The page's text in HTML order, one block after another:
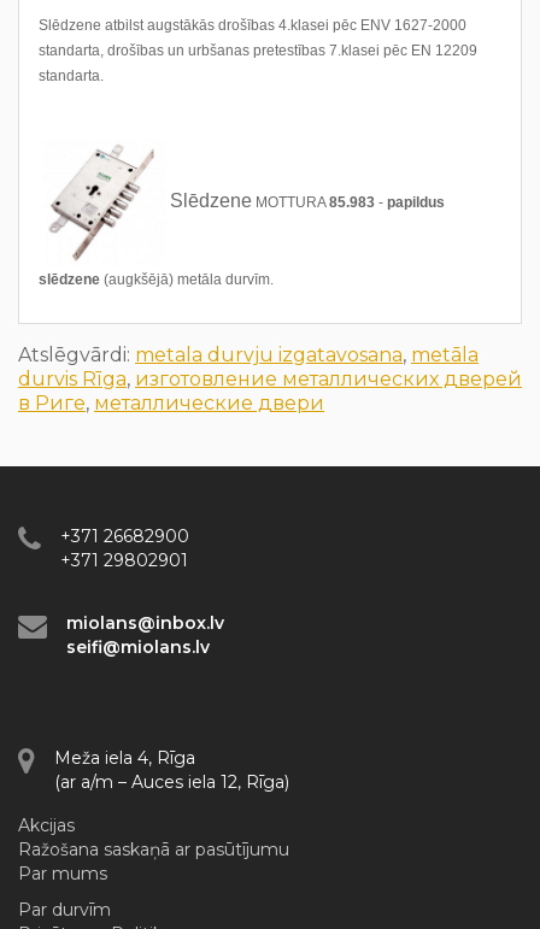
Slēdzene atbilst augstākās drošības 4.klasei pēc ENV 1627-2000
standarta, drošības un urbšanas pretestības 7.klasei pēc EN 12209
standarta.
Slēdzene MOTTURA85.983 -papildus
slēdzene (augkšējā) metāla durvīm.
Atslēgvārdi: metala durvju izgatavosana, metāla
durvis Rīga, изготовление металлических дверей
в Риге, металлические двери
+371 26682900
+371 29802901
miolans@inbox.lv
seifi@miolans.lv
Meža iela 4, Rīga
(ar a/m – Auces iela 12, Rīga)
Akcijas
Ražošana saskaņā ar pasūtījumu
Par mums
Par durvīm